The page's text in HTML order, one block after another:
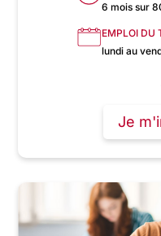
6 mois sur
EMPLOI DU
lundi au
Je